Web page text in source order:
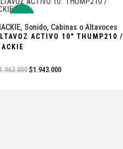
, Sonido, Cabinas o Altavoces
ACTIVO 10″ THUMP210 /
$1.943.000